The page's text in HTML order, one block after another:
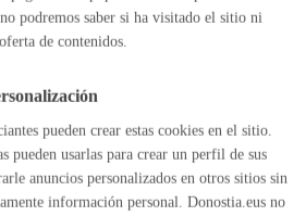
podremos saber si ha visitado el sitio ni
de contenidos.
pueden crear estas cookies en el sitio.
pueden usarlas para crear un perfil de sus
anuncios personalizados en otros sitios sin
información personal. Donostia.eus no